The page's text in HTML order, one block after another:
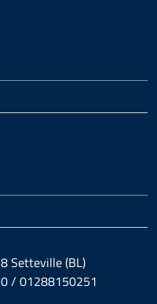
Setteville (BL)
/ 01288150251